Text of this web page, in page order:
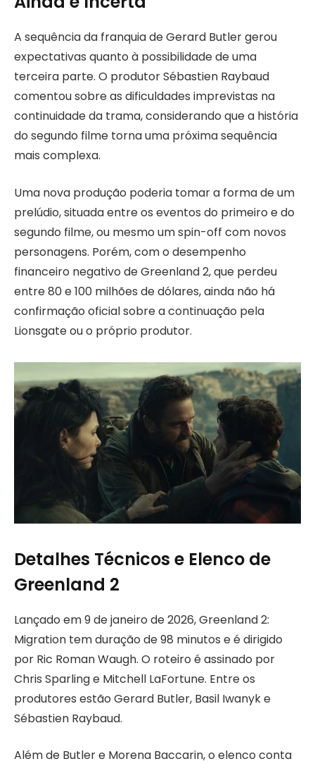
A sequência da franquia de Gerard Butler gerou
expectativas quanto à possibilidade de uma
terceira parte. O produtor Sébastien Raybaud
comentou sobre as dificuldades imprevistas na
continuidade da trama, considerando que a história
do segundo filme torna uma próxima sequência
mais complexa.
Uma nova produção poderia tomar a forma de um
prelúdio, situada entre os eventos do primeiro e do
segundo filme, ou mesmo um spin-off com novos
personagens. Porém, com o desempenho
financeiro negativo de Greenland 2, que perdeu
entre 80 e 100 milhões de dólares, ainda não há
confirmação oficial sobre a continuação pela
Lionsgate ou o próprio produtor.
Detalhes Técnicos e Elenco de
Greenland 2
Lançado em 9 de janeiro de 2026, Greenland 2:
Migration tem duração de 98 minutos e é dirigido
por Ric Roman Waugh. O roteiro é assinado por
Chris Sparling e Mitchell LaFortune. Entre os
produtores estão Gerard Butler, Basil Iwanyk e
Sébastien Raybaud.
Além de Butler e Morena Baccarin, o elenco conta